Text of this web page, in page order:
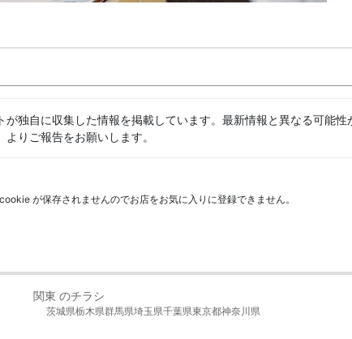
独自に収集した情報を掲載しています。最新情報と異なる可能性
」よりご報告をお願いします。
が保存されませんのでお店をお気に入りに登録できません。
関東 のチラシ
茨城県栃木県群馬県埼玉県千葉県東京都神奈川県